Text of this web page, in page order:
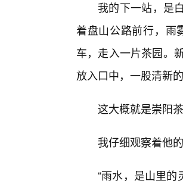
我的下一站，是
着盘山公路前行，雨
车，走入一片茶园。
放入口中，一股清新
这大概就是崇阳
我仔细观察着他
“雨水，是山里的